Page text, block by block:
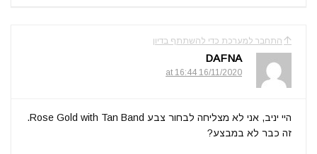
התחבר למערכת כדי להשתתף בדיון
DAFNA
16/11/2020 at 16:44
היי יניב, אני לא מצליחה לבחור צבע Rose Gold with Tan Band.
זה כבר לא במבצע?